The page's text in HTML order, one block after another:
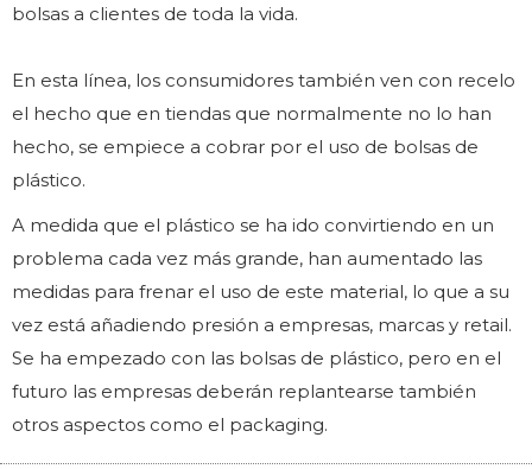
bolsas a clientes de toda la vida.
En esta línea, los consumidores también ven con recelo
el hecho que en tiendas que normalmente no lo han
hecho, se empiece a cobrar por el uso de bolsas de
plástico.
A medida que el plástico se ha ido convirtiendo en un
problema cada vez más grande, han aumentado las
medidas para frenar el uso de este material, lo que a su
vez está añadiendo presión a empresas, marcas y retail.
Se ha empezado con las bolsas de plástico, pero en el
futuro las empresas deberán replantearse también
otros aspectos como el packaging.